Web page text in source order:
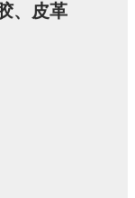
、皮革